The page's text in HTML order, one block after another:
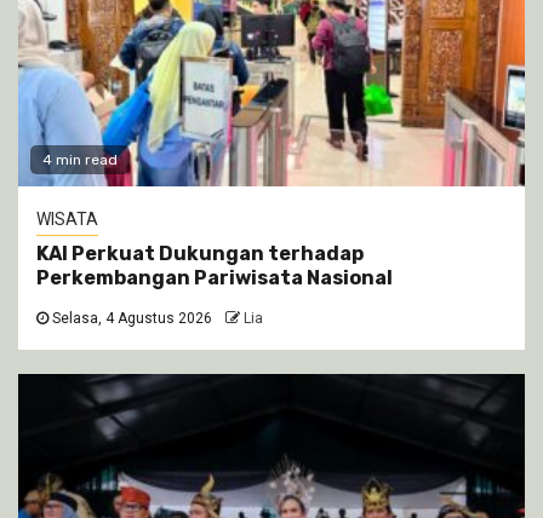
4 min read
WISATA
KAI Perkuat Dukungan terhadap
Perkembangan Pariwisata Nasional
Selasa, 4 Agustus 2026 Lia